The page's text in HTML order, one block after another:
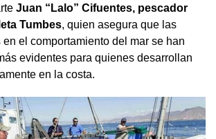
Juan “Lalo” Cifuentes, pescador
Tumbes, quien asegura que las
el comportamiento del mar se han
evidentes para quienes desarrollan
en la costa.